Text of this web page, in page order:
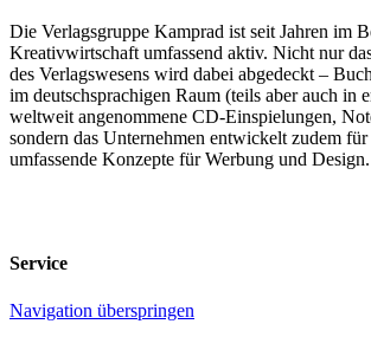
Die Verlagsgruppe Kamprad ist seit Jahren im
Kreativwirtschaft umfassend aktiv. Nicht nur
des Verlagswesens wird dabei abgedeckt –
im deutschsprachigen Raum (teils aber auch in
weltweit angenommene CD-Einspielungen,
sondern das Unternehmen entwickelt zudem für
umfassende Konzepte für Werbung und Design.
Service
Navigation überspringen